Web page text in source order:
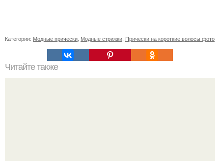
Категории: Модные прически Модные стрижки Прически на короткие волосы фото
Читайте также